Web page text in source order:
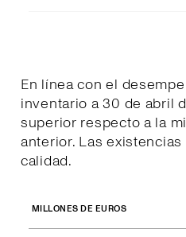
En línea con el
inventario a 30 de abril
superior respecto a la
anterior. Las
calidad.
MILLONES DE EUROS